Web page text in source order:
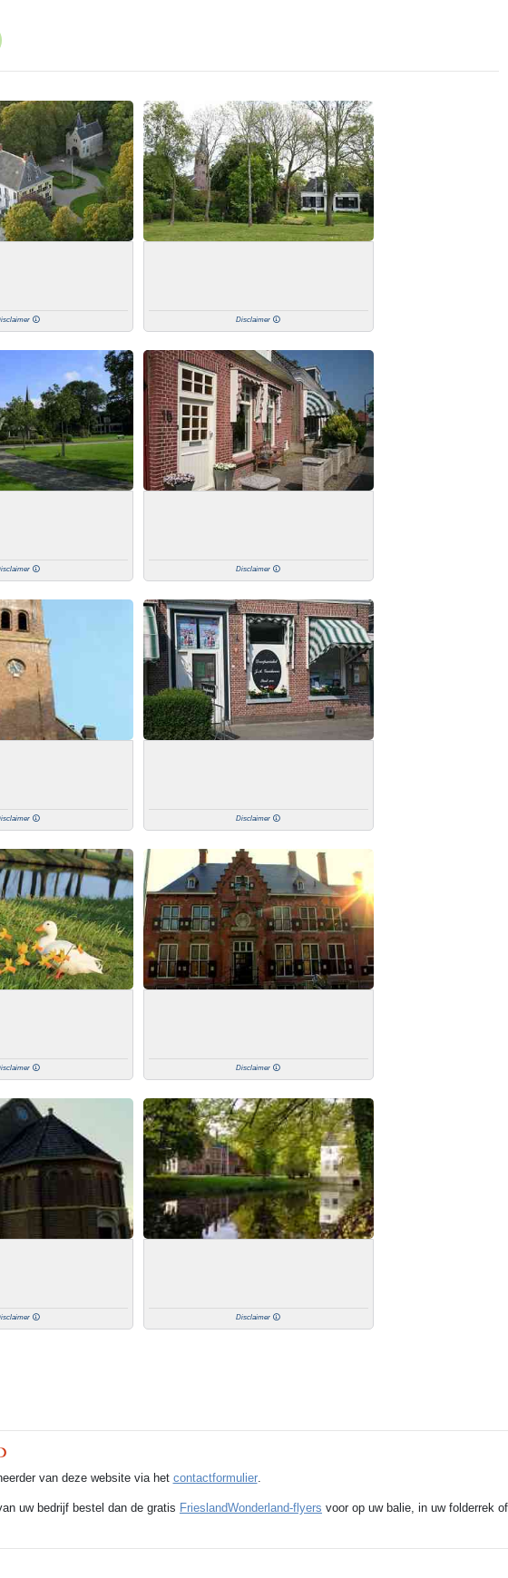
Disclaimer
Disclaimer
Disclaimer
Disclaimer
Disclaimer
van deze website via het contactformulier.
uw bedrijf bestel dan de gratis FrieslandWonderland-flyers voor op uw balie, in uw folderrek of